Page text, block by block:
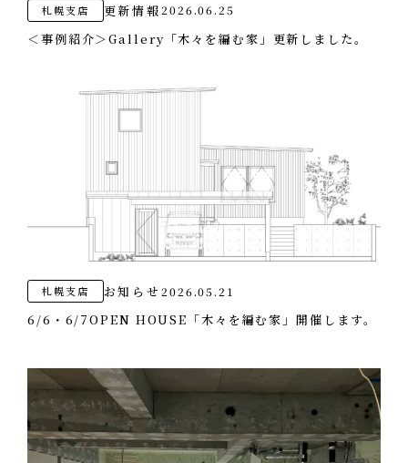
札幌支店 更新情報2026.06.25
＜事例紹介＞Gallery「木々を編む家」更新しました。
札幌支店 お知らせ 2026.05.21
6/6・6/7OPEN HOUSE「木々を編む家」開催します。